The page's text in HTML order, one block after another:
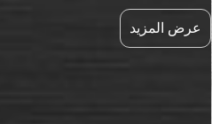
يتعلق بما يمكننا تصنيعه...
عرض المزيد